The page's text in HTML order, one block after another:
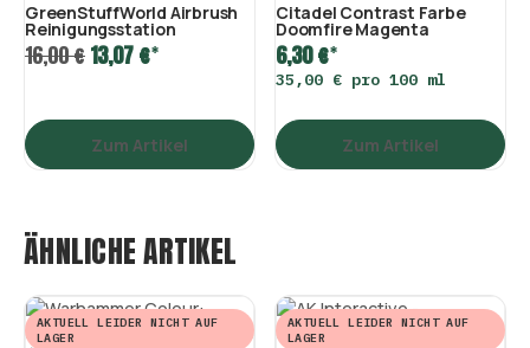
GreenStuffWorld Airbrush
Reinigungsstation
16,00 €13,07 €*
Zum Artikel
Citadel Contrast Farbe
Doomfire Magenta
6,30 €*
35,00 € pro 100 ml
Zum Artikel
ÄHNLICHE ARTIKEL
AKTUELL LEIDER NICHT AUF
LAGER
AKTUELL LEIDER NICHT AUF
LAGER